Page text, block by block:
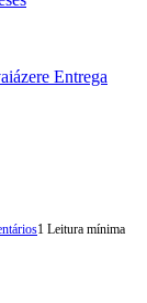
Entrega
1 Leitura mínima